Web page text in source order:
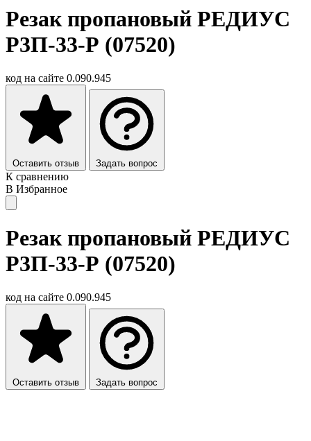
Резак пропановый РЕДИУС
Р3П-33-Р (07520)
код на сайте 0.090.945
Оставить отзыв Задать вопрос
К сравнению
В Избранное
Резак пропановый РЕДИУС
Р3П-33-Р (07520)
код на сайте 0.090.945
Оставить отзыв Задать вопрос